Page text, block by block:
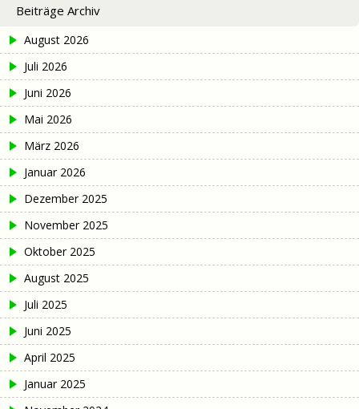
Beiträge Archiv
August 2026
Juli 2026
Juni 2026
Mai 2026
März 2026
Januar 2026
Dezember 2025
November 2025
Oktober 2025
August 2025
Juli 2025
Juni 2025
April 2025
Januar 2025